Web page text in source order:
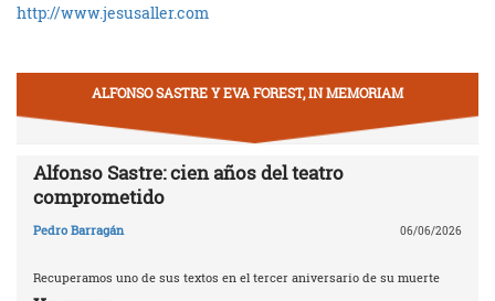
http://www.jesusaller.com
ALFONSO SASTRE Y EVA FOREST, IN MEMORIAM
Alfonso Sastre: cien años del teatro
comprometido
Pedro Barragán 06/06/2026
Recuperamos uno de sus textos en el tercer aniversario de su muerte